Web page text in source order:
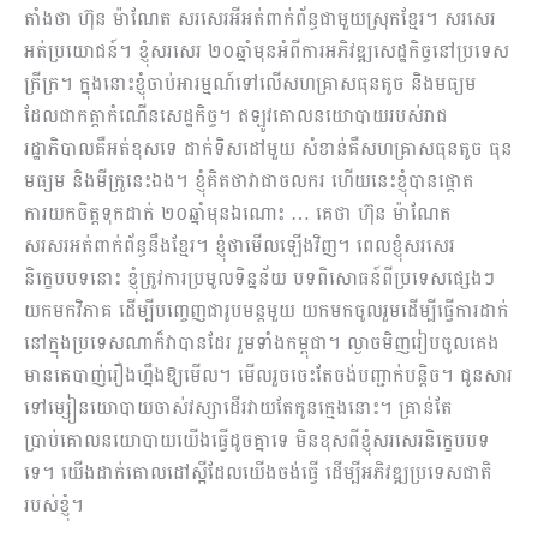
តាំងថា ហ៊ុន ម៉ាណែត សរសេរអីអត់ពាក់ព័ន្ធជាមួយស្រុកខ្មែរ។ សរសេរ
អត់ប្រយោជន៍។ ខ្ញុំសរសេរ ២០ឆ្នាំមុនអំពីការអភិវឌ្ឍសេដ្ឋកិច្ចនៅប្រទេស
ក្រីក្រ។ ក្នុងនោះខ្ញុំចាប់អារម្មណ៍ទៅលើសហគ្រាសធុនតូច និងមធ្យម
ដែលជាកត្តាកំណើនសេដ្ឋកិច្ច។ ឥឡូវគោលនយោបាយរបស់រាជ
រដ្ឋាភិបាលគឺអត់ខុសទេ ដាក់ទិសដៅមួយ សំខាន់គឺសហគ្រាសធុនតូច ធុន
មធ្យម និងមីក្រូនេះឯង។ ខ្ញុំគិតថាវាជាចលករ ហើយនេះខ្ញុំបានផ្តោត
ការយកចិត្តទុកដាក់ ២០ឆ្នាំមុនឯណោះ … គេថា ហ៊ុន ម៉ាណែត
សរសរអត់ពាក់ព័ន្ធនឹងខ្មែរ។ ខ្ញុំថាមើលឡើងវិញ។ ពេលខ្ញុំសរសេរ
និក្ខេបបទនោះ ខ្ញុំត្រូវការប្រមូលទិន្នន័យ បទពិសោធន៍ពីប្រទេសផ្សេងៗ
យកមកវិភាគ ដើម្បីបញ្ចេញជារូបមន្តមួយ យកមកចូលរួមដើម្បីធ្វើការដាក់
នៅក្នុងប្រទេសណាក៏វាបានដែរ រួមទាំងកម្ពុជា។ ល្ងាចមិញរៀបចូលគេង
មានគេបាញ់រឿងហ្នឹងឱ្យមើល។ មើលរួចចេះតែចង់បញ្ជាក់បន្តិច។ ជូនសារ
ទៅម្សៀនយោ​បាយចាស់វស្សាដើរវាយតែកូនក្មេង​នោះ។ គ្រាន់តែ
ប្រាប់គោលនយោបាយយើងធ្វើដូចគ្នាទេ​ មិនខុសពីខ្ញុំសរសេរនិក្ខេបបទ
ទេ។ យើងដាក់គោលដៅស្អីដែលយើងចង់ធ្វើ ដើម្បីអភិវឌ្ឍប្រទេសជាតិ
របស់ខ្ញុំ។